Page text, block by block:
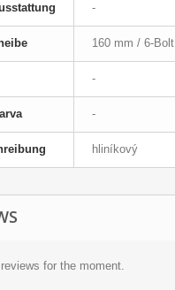
-
160 mm / 6-Bolt
-
-
hliníkový
for the moment.